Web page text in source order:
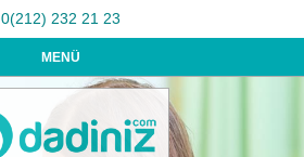
0(212) 232 21 23
MENÜ